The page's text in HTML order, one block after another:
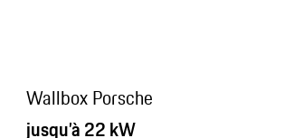
Wallbox Porsche
jusqu’à 22 kW